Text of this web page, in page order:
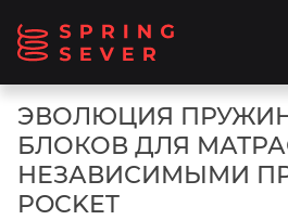
ЭВОЛЮЦИЯ
БЛОКОВ ДЛЯ
НЕЗАВИСИМЫМИ
POCKET